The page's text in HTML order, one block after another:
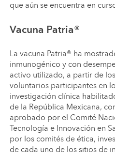
que aún se encuentra en
Vacuna Patria®
La vacuna Patria® ha
inmunogénico y con
activo utilizado, a partir de
voluntarios participantes en
investigación clínica
de la República Mexicana,
aprobado por el Comité
Tecnología e Innovación en
por los comités de ética,
de cada uno de los sitios de